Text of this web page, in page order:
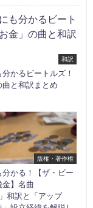
和訳
かるビートルズ！
曲と和訳まとめ
版権・著作権
分かる！【ザ・ビー
金】名曲
和訳と「アップ